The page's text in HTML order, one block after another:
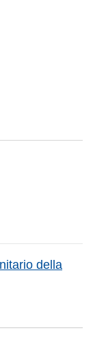
e ritiro
orario
della